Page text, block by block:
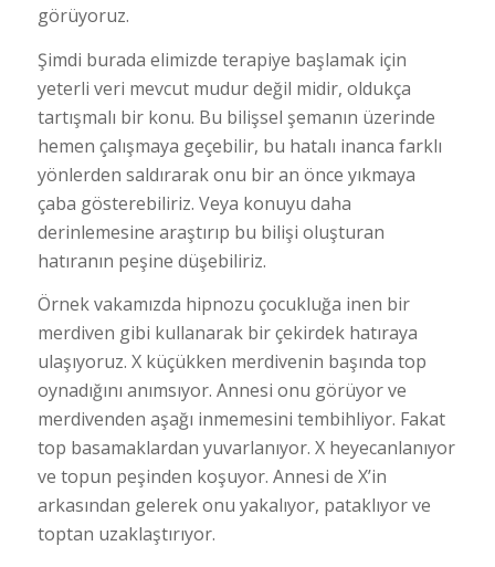
görüyoruz.
Şimdi burada elimizde terapiye başlamak için
yeterli veri mevcut mudur değil midir, oldukça
tartışmalı bir konu. Bu bilişsel şemanın üzerinde
hemen çalışmaya geçebilir, bu hatalı inanca farklı
yönlerden saldırarak onu bir an önce yıkmaya
çaba gösterebiliriz. Veya konuyu daha
derinlemesine araştırıp bu bilişi oluşturan
hatıranın peşine düşebiliriz.
Örnek vakamızda hipnozu çocukluğa inen bir
merdiven gibi kullanarak bir çekirdek hatıraya
ulaşıyoruz. X küçükken merdivenin başında top
oynadığını anımsıyor. Annesi onu görüyor ve
merdivenden aşağı inmemesini tembihliyor. Fakat
top basamaklardan yuvarlanıyor. X heyecanlanıyor
ve topun peşinden koşuyor. Annesi de X’in
arkasından gelerek onu yakalıyor, pataklıyor ve
toptan uzaklaştırıyor.